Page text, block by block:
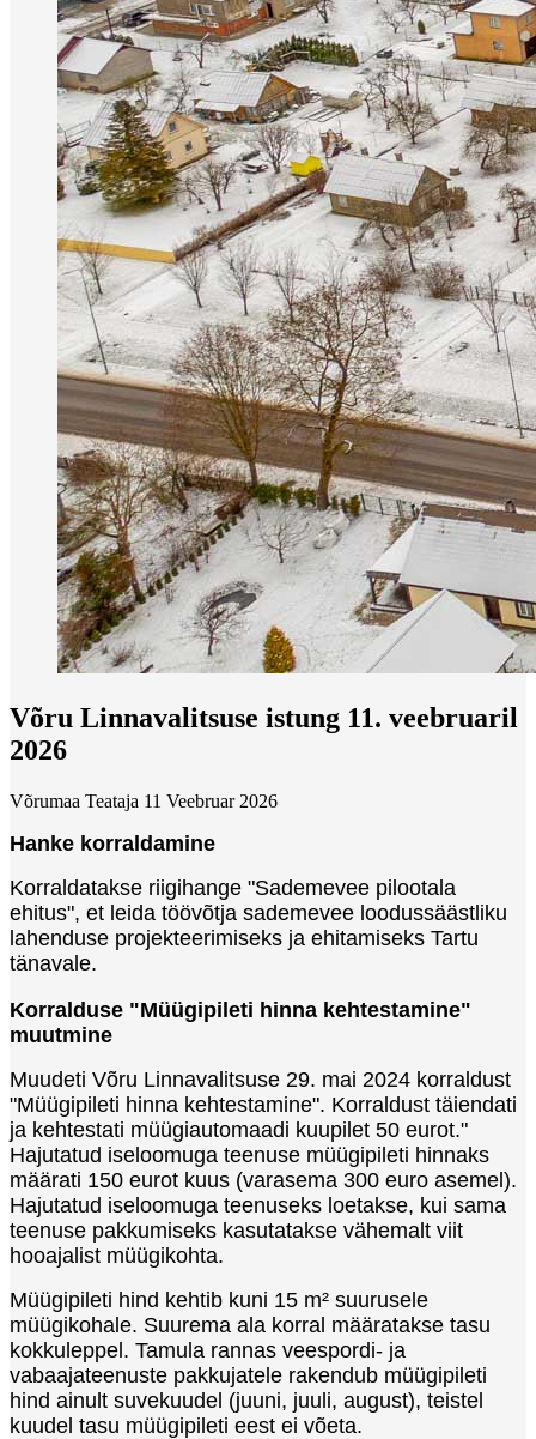
Võru Linnavalitsuse istung 11. veebruaril
2026
Võrumaa Teataja 11 Veebruar 2026
Hanke korraldamine
Korraldatakse riigihange "Sademevee pilootala
ehitus", et leida töövõtja sademevee loodussäästliku
lahenduse projekteerimiseks ja ehitamiseks Tartu
tänavale.
Korralduse "Müügipileti hinna kehtestamine"
muutmine
Muudeti Võru Linnavalitsuse 29. mai 2024 korraldust
"Müügipileti hinna kehtestamine". Korraldust täiendati
ja kehtestati müügiautomaadi kuupilet 50 eurot."
Hajutatud iseloomuga teenuse müügipileti hinnaks
määrati 150 eurot kuus (varasema 300 euro asemel).
Hajutatud iseloomuga teenuseks loetakse, kui sama
teenuse pakkumiseks kasutatakse vähemalt viit
hooajalist müügikohta.
Müügipileti hind kehtib kuni 15 m² suurusele
müügikohale. Suurema ala korral määratakse tasu
kokkuleppel. Tamula rannas veespordi- ja
vabaajateenuste pakkujatele rakendub müügipileti
hind ainult suvekuudel (juuni, juuli, august), teistel
kuudel tasu müügipileti eest ei võeta.